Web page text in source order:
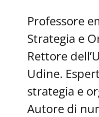
Professore
Strategia e
Rettore
Udine.
strategia e
Autore di